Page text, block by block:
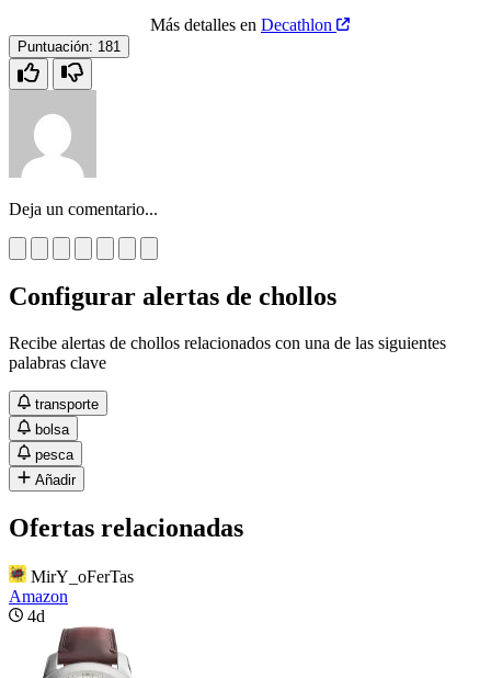
Más detalles en Decathlon
Puntuación: 181
Deja un comentario...
Configurar alertas de chollos
Recibe alertas de chollos relacionados con una de las siguientes
palabras clave
transporte
bolsa
pesca
Añadir
Ofertas relacionadas
MirY_oFerTas
Amazon
4d